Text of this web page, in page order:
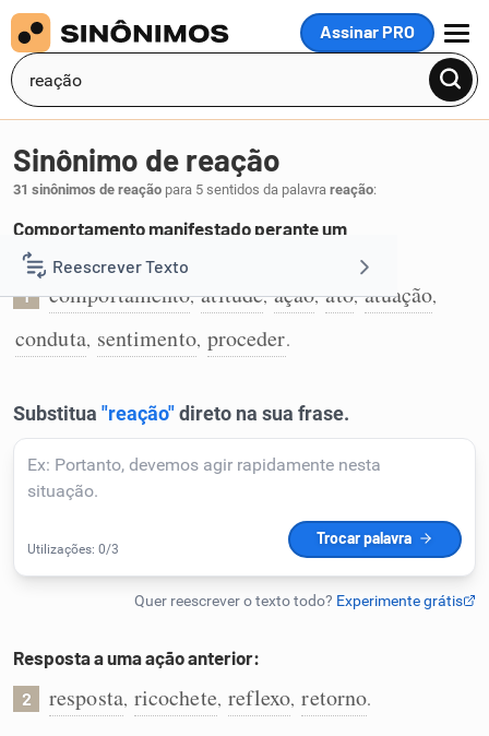
Assinar PRO
MENU
Reescrever Texto
Resumir Texto
Conexões
Sinônimo de reação
31 sinônimos de reação para 5 sentidos da palavra reação:
Comportamento manifestado perante um
acontecimento:
1 comportamento,atitude,ação,ato,atuação,
conduta, sentimento, proceder.
Resposta a uma ação anterior:
2 resposta, ricochete, reflexo, retorno.